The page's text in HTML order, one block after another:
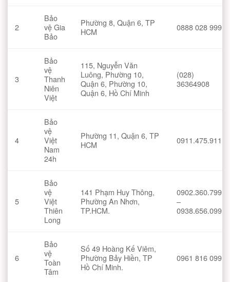
2
Bảo
vệ Gia
Bảo
Phường 8, Quận 6, TP
HCM
0888 028 999
3
Bảo
vệ
Thanh
Niên
Việt
115, Nguyễn Văn
Luông, Phường 10,
Quận 6, Phường 10,
Quận 6, Hồ Chí Minh
(028)
36364908
4
Bảo
vệ
Việt
Nam
24h
Phường 11, Quận 6, TP
HCM
0911.475.911
5
Bảo
vệ
Việt
Thiên
Long
141 Phạm Huy Thông,
Phường An Nhơn,
TP.HCM.
0902.360.799
–
0938.656.099
6
Bảo
vệ
Toàn
Tâm
Số 49 Hoàng Kế Viêm,
Phường Bảy Hiền, TP
Hồ Chí Minh.
0961 816 099